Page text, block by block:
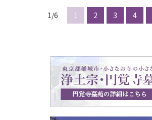
1/6 1 2 3 4